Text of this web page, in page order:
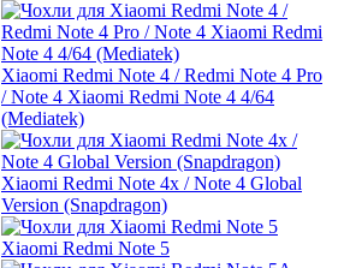
Xiaomi Redmi Note 4 / Redmi Note 4 Pro
/ Note 4 Xiaomi Redmi Note 4 4/64
(Mediatek)
Xiaomi Redmi Note 4x / Note 4 Global
Version (Snapdragon)
Xiaomi Redmi Note 5